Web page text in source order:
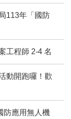
113年「國防
工程師 2-4 名
動開跑囉！歡
防應用無人機